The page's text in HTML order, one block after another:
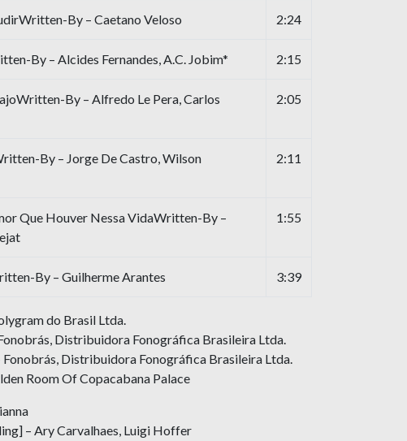
By – Caetano Veloso 2:24
By – Alcides Fernandes, A.C. Jobim* 2:15
By – Alfredo Le Pera, Carlos
2:05
By – Jorge De Castro, Wilson
2:11
Que Houver Nessa VidaWritten-By –
1:55
By – Guilherme Arantes 3:39
do Brasil Ltda.
Distribuidora Fonográfica Brasileira Ltda.
Distribuidora Fonográfica Brasileira Ltda.
Room Of Copacabana Palace
– Ary Carvalhaes, Luigi Hoffer